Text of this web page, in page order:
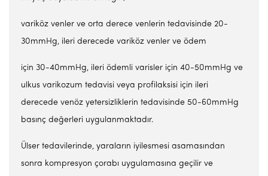
variköz venler ve orta derece venlerin tedavisinde 20-
30mmHg, ileri derecede variköz venler ve ödem
için 30-40mmHg, ileri ödemli varisler için 40-50mmHg ve
ulkus varikozum tedavisi veya profilaksisi için ileri
derecede venöz yetersizliklerin tedavisinde 50-60mmHg
basınç değerleri uygulanmaktadır.
Ülser tedavilerinde, yaraların iyilesmesi asamasından
sonra kompresyon çorabı uygulamasına geçilir ve